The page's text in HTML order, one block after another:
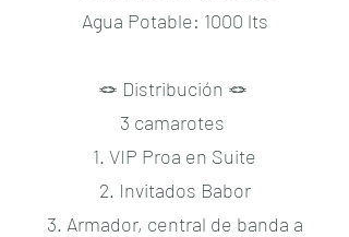
Agua Potable: 1000 lts
🪢 Distribución 🪢
3 camarotes
1. VIP Proa en Suite
2. Invitados Babor
3. Armador, central de banda a